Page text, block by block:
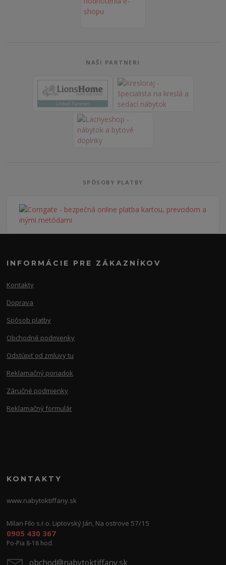
NAŠI PARTNERI
SPÔSOBY PLATBY
INFORMÁCIE PRE ZÁKAZNÍKOV
Kontakty
Doprava
Spôsob platby
Obchodné podmienky
Odstúpiť od zmluvy tu
Reklamačný poriadok
Záručné podmienky
Reklamačný formulár
KONTAKTY
www.nabytoktiffany.sk
Milan Filo s.r.o. Liptovský Ján, Na ostrove 57/15
0905 430 367
Po-Pia 8-18 hod.
obchod@nabytoktiffany.sk